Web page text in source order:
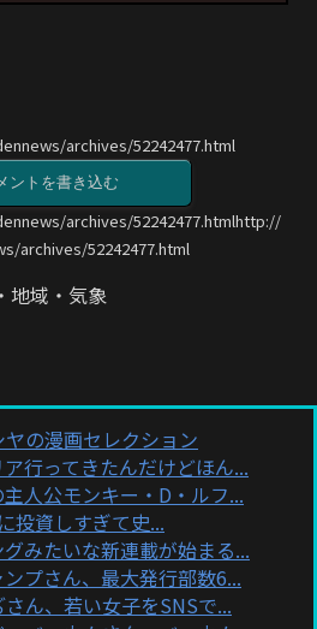
archives/52242477.html
ントを書き込む
archives/52242477.htmlhttp://
archives/52242477.html
地域・気象
ヤの漫画セレクション
行ってきたんだけどほん...
人公モンキー・D・ルフ...
投資しすぎて史...
みたいな新連載が始まる...
ンプさん、最大発行部数6...
さん、若い女子をSNSで...